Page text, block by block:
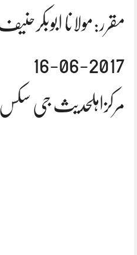
مقرر:مولانا
16-06-2017
مرکزاہلحدیث جی سکس